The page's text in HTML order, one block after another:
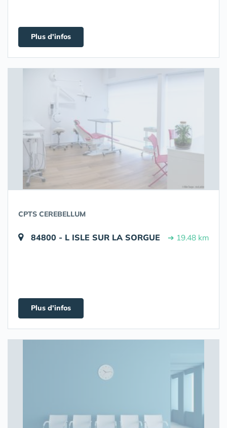
Plus d'infos
CPTS CEREBELLUM
84800 - L ISLE SUR LA SORGUE ➔ 19.48 km
Plus d'infos